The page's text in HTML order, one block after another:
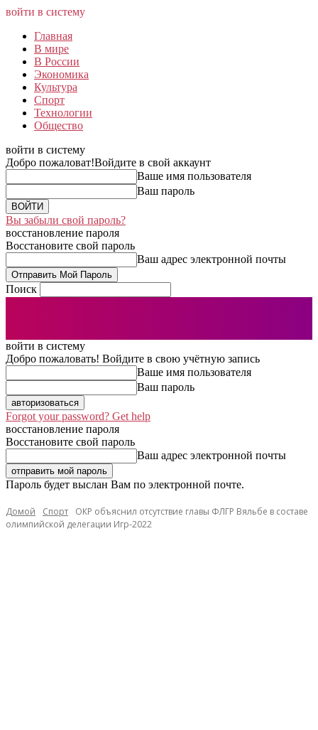
войти в систему
Главная
В мире
В России
Экономика
Культура
Спорт
Технологии
Общество
войти в систему
Добро пожаловат!Войдите в свой аккаунт
Ваше имя пользователя
Ваш пароль
Вы забыли свой пароль?
восстановление пароля
Восстановите свой пароль
Ваш адрес электронной почты
Поиск
войти в систему
Добро пожаловать! Войдите в свою учётную запись
Ваше имя пользователя
Ваш пароль
Forgot your password? Get help
восстановление пароля
Восстановите свой пароль
Ваш адрес электронной почты
Пароль будет выслан Вам по электронной почте.
Домой Спорт
ОКР объяснил отсутствие главы ФЛГР Вяльбе в составе
олимпийской делегации Игр-2022